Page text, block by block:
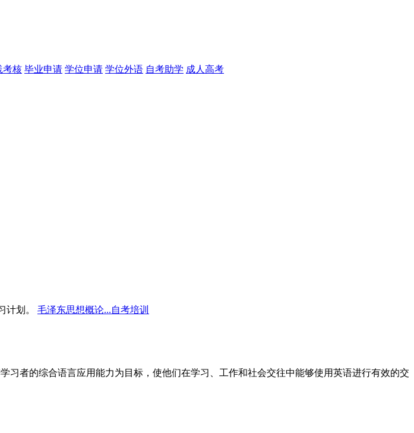
考核 毕业申请 学位申请 学位外语 自考助学 成人高考
划。 毛泽东思想概论...自考培训
者的综合语言应用能力为目标，使他们在学习、工作和社会交往中能够使用英语进行有效的交